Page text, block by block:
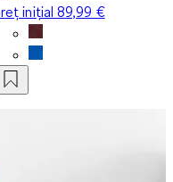
inițial89,99 €